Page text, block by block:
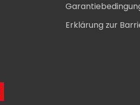
Erklärung zur